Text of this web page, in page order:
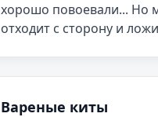
хорошо повоевали... Но
отходит с сторону и
Вареные киты